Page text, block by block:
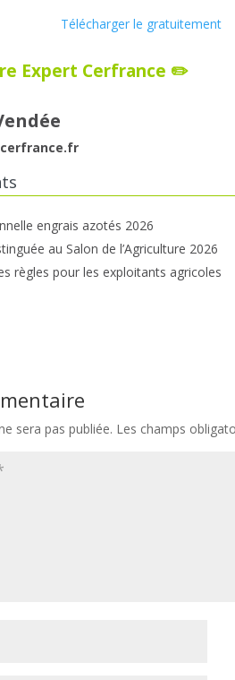
Télécharger le gratuitement
Expert Cerfrance ✏️
engrais azotés 2026
au Salon de l’Agriculture 2026
règles pour les exploitants agricoles
sera pas publiée. Les champs